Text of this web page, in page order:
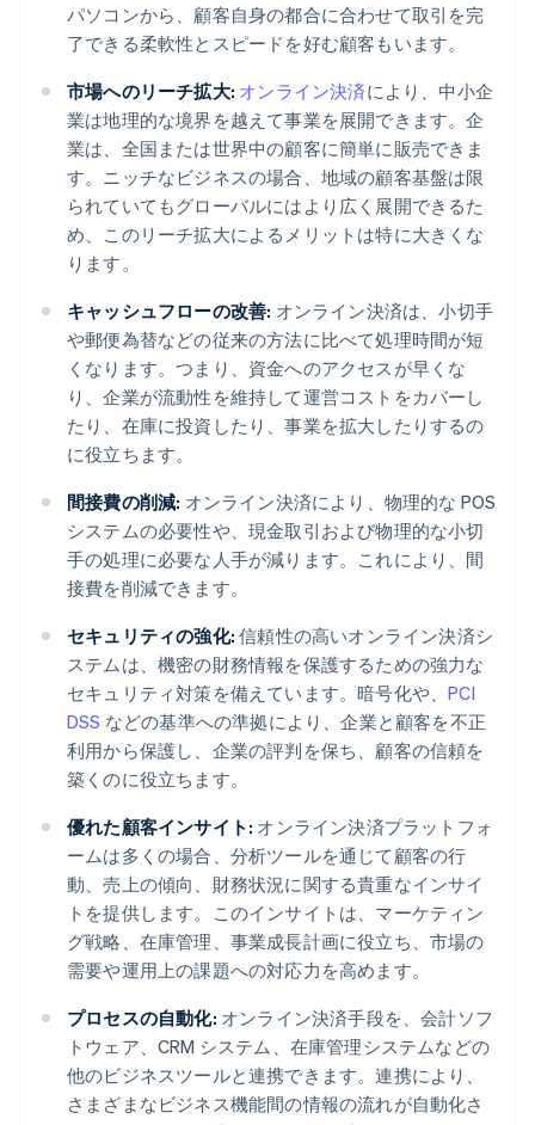
パソコンから、顧客自身の都合に合わせて取引を完
了できる柔軟性とスピードを好む顧客もいます。
市場へのリーチ拡大: オンライン決済により、中小企
業は地理的な境界を越えて事業を展開できます。企
業は、全国または世界中の顧客に簡単に販売できま
す。ニッチなビジネスの場合、地域の顧客基盤は限
られていてもグローバルにはより広く展開できるた
め、このリーチ拡大によるメリットは特に大きくな
ります。
キャッシュフローの改善: オンライン決済は、小切手
や郵便為替などの従来の方法に比べて処理時間が短
くなります。つまり、資金へのアクセスが早くな
り、企業が流動性を維持して運営コストをカバーし
たり、在庫に投資したり、事業を拡大したりするの
に役立ちます。
間接費の削減: オンライン決済により、物理的な POS
システムの必要性や、現金取引および物理的な小切
手の処理に必要な人手が減ります。これにより、間
接費を削減できます。
セキュリティの強化: 信頼性の高いオンライン決済シ
ステムは、機密の財務情報を保護するための強力な
セキュリティ対策を備えています。暗号化や、PCI
DSS などの基準への準拠により、企業と顧客を不正
利用から保護し、企業の評判を保ち、顧客の信頼を
築くのに役立ちます。
優れた顧客インサイト: オンライン決済プラットフォ
ームは多くの場合、分析ツールを通じて顧客の行
動、売上の傾向、財務状況に関する貴重なインサイ
トを提供します。このインサイトは、マーケティン
グ戦略、在庫管理、事業成長計画に役立ち、市場の
需要や運用上の課題への対応力を高めます。
プロセスの自動化: オンライン決済手段を、会計ソフ
トウェア、CRM システム、在庫管理システムなどの
他のビジネスツールと連携できます。連携により、
さまざまなビジネス機能間の情報の流れが自動化さ